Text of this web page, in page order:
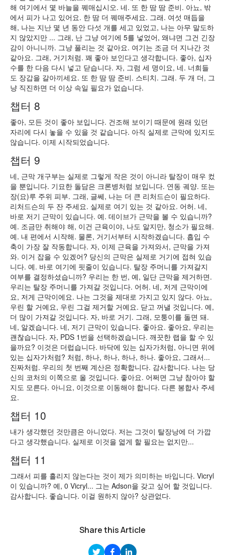
해 여기에서 몇 바늘을 꿰매십시오. 네. 또 한 땀 땀 준비. 아뇨, 밖
에서 피가 나고 있어요. 한 땀 더 꿰매주세요. 그래. 여섯 매듭을
해, 나는 지난 몇 년 동안 다섯 개를 세고 있었고, 나는 아무 말도하
지 않았지만 ... 그래, 난 그냥 여기에 5를 넣었어, 왜냐면 그건 긴장
감이 아니니까. 그냥 풀리는 것 같아요. 여기는 조금 더 지나간 것
같아요. 그래, 거기처럼. 꽤 좋아 보인다고 생각합니다. 좋아, 십자
수를 한 다음 다시 넣고 닫습니다. 자, 그럼 세 명이요, 네. 너희들
도 장갑을 갈아끼세요. 또 한 땀 땀 준비. 스티치. 그래. 두 개 더, 그
냥 직진하면 더 이상 속일 필요가 없습니다.
챕터 8
좋아, 모든 것이 좋아 보입니다. 건조해 보이기 때문에 원래 있던
자리에 다시 놓을 수 있을 것 같습니다. 아직 실제로 근막에 있지도
않습니다. 이제 시작되었습니다.
챕터 9
네, 근막 개구부는 실제로 그렇게 작은 것이 아니라 탈장이 매우 컸
을 뿐입니다. 기묘한 돌담은 크론병처럼 보입니다. 연동 궤양. 또는
장(요)루 주위 피부. 그래, 글쎄, 나는 더 큰 리처드슨이 필요하다.
리처드슨의 두 잔 주세요. 실제로 여기 있는 것 같아요. 어허. 네,
바로 저기 근막이 있습니다. 예. 데이브가 근막을 볼 수 있습니까?
예. 조금만 취해야 해, 이건 근육이야, 나도 알지만, 청소가 필요해.
예. 내 편에서 시작해. 물론, 거기서부터 시작하겠습니다. 흡입 수
축이 가장 잘 작동합니다. 자, 이제 근육을 가져와서, 근막을 가져
와. 이거 잡을 수 있겠어? 당신의 근막은 실제로 거기에 접혀 있습
니다. 예. 바로 여기에 핏줄이 있습니다. 탈장 주머니를 가져갈지
여부를 결정하셨습니까? 우리는 한 번, 예, 일단 근막을 제거하면.
우리는 탈장 주머니를 가져갈 것입니다. 어허. 네, 저게 근막이에
요, 저게 근막이에요. 나는 그것을 제대로 가지고 있지 않다. 아뇨,
우린 할 거예요, 우린 그걸 제거할 거예요. 닫고 꺼낼 것입니다. 예,
더 많이 가져갈 것입니다. 자, 바로 거기. 그래, 모퉁이를 돌면 돼.
네, 알겠습니다. 네, 저기 근막이 있습니다. 좋아요. 좋아요, 우리는
괜찮습니다. 자, PDS 1번을 선택하겠습니다. 깨끗한 랩을 할 수 있
을까요? 이것은 더럽습니다. 바닥에 있는 십자가처럼, 아니면 위에
있는 십자가처럼? 처럼, 하나, 하나, 하나, 하나. 좋아요, 그래서...
진짜처럼. 우리의 첫 번째 계산은 정확합니다. 감사합니다. 나는 당
신의 코처의 이쪽으로 올 것입니다. 좋아요. 어쩌면 그냥 참아야 할
지도 모른다. 아니요, 이것으로 이동해야 합니다. 다른 봉합사 주세
요.
챕터 10
내가 생각했던 것만큼은 아니었다. 저는 그것이 탈장낭에 더 가깝
다고 생각했습니다. 실제로 이것을 엷게 할 필요는 없지만...
챕터 11
그래서 피를 흘리지 않는다는 것이 제가 의미하는 바입니다. Vicryl
이 있습니까? 예, 0 Vicryl... 그는 Adson을 갖고 싶어 할 것입니다.
감사합니다. 좋습니다. 이걸 원하지 않아? 상관없다.
Share this Article